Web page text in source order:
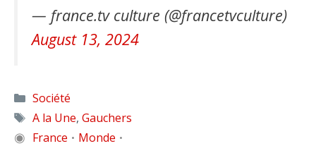
— france.tv culture (@francetvculture)
August 13, 2024
Catégories
Société
Étiquettes
A la Une, Gauchers
◉ France • Monde •